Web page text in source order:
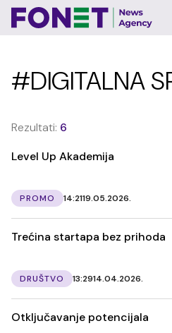
#DIGITALNA
Rezultati: 6
Level Up Akademija
PROMO 14:2119.05.2026.
Trećina startapa bez prihoda
DRUŠTVO 13:2914.04.2026.
Otključavanje potencijala